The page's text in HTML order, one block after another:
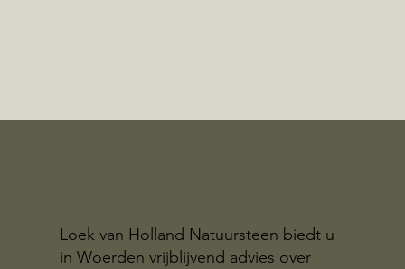
Loek van Holland Natuursteen biedt u
in Woerden vrijblijvend advies over